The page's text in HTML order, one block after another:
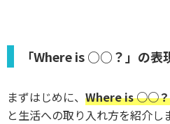
「Where is ○○？」の表
まずはじめに、 Where is ○○？
と生活への取り入れ方を紹介し